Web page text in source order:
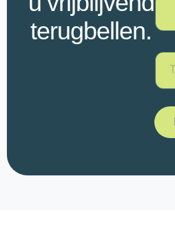
terugbellen.
T
l
f
o
o